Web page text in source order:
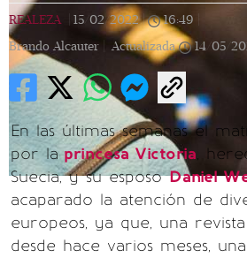
REALEZA 15/02/2022 | 16:49
Brando Alcauter |
Actualizada 14/05/
En las últimas semanas el
por laprincesa Victoria,
Suecia, y su esposoDaniel
acaparado la atención de
europeos, ya que, una
desde hace varios meses,